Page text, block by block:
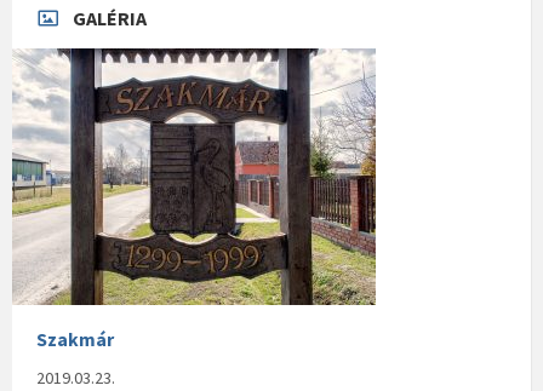
GALÉRIA
Szakmár
2019.03.23.